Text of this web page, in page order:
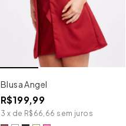
Blusa Angel
R$199,99
3 x de R$66,66 sem juros